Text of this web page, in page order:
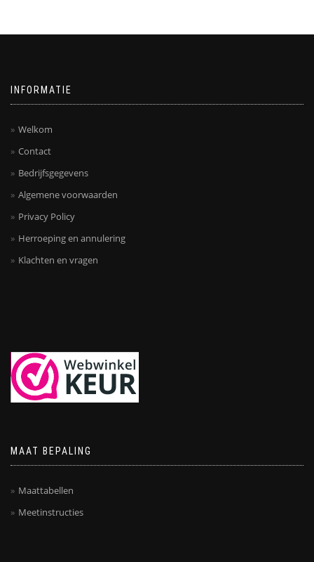
INFORMATIE
Welkom
Contact
Bedrijfsgegevens
Algemene voorwaarden
Privacy Policy
Herroeping en annulering
Klachten en vragen
MAAT BEPALING
Maattabellen
Meetinstructies